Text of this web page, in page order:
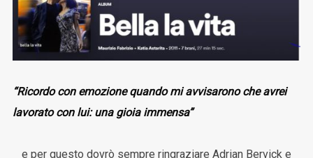
“Ricordo con emozione quando mi avvisarono che avrei
lavorato con lui: una gioia immensa”
e per questo dovrò sempre ringraziare Adrian Bervick e